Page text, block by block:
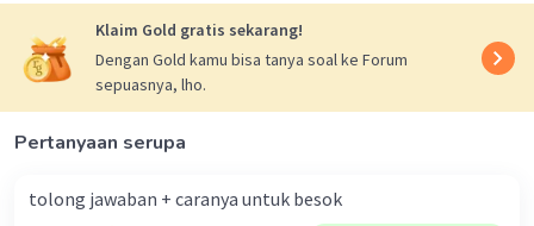
Klaim Gold gratis sekarang!
Dengan Gold kamu bisa tanya soal ke Forum
sepuasnya, lho.
Pertanyaan serupa
tolong jawaban + caranya untuk besok